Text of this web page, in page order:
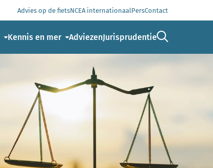
Advies op de fietsNCEA internationaalPersContact
Kennis en mer AdviezenJurisprudentie